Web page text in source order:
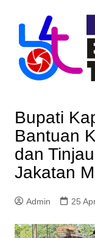
content
Bupati
Bantuan
dan
Jakatan
Admin 25